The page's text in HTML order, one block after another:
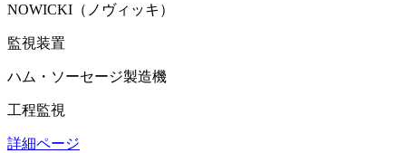
NOWICKI（ノヴィッキ）
監視装置
ハム・ソーセージ製造機
工程監視
詳細ページ